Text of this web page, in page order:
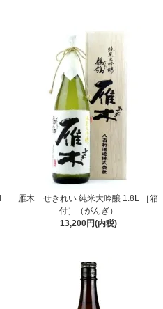
雁木 せきれい 純米大吟醸 1.8L ［箱
付］（がんぎ）
13,200円(内税)